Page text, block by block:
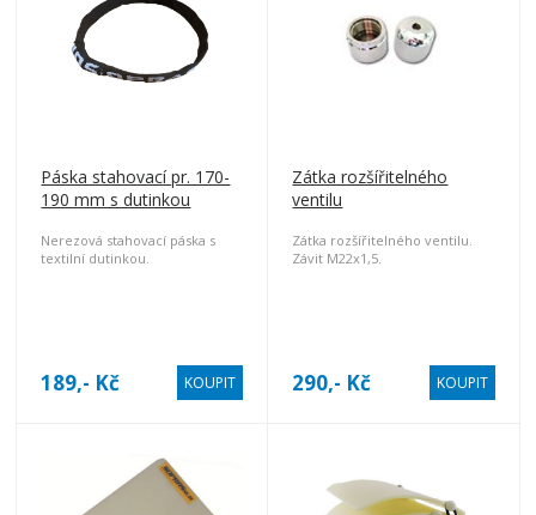
Páska stahovací pr. 170-
190 mm s dutinkou
Nerezová stahovací páska s
textilní dutinkou.
189,- Kč KOUPIT
Zátka rozšířitelného
ventilu
Zátka rozšířitelného ventilu.
Závit M22x1,5.
290,- Kč KOUPIT